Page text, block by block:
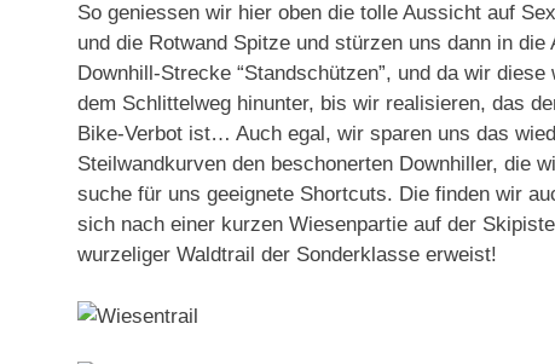
So geniessen wir hier oben die tolle Aussicht auf
und die Rotwand Spitze und stürzen uns dann in
Downhill-Strecke “Standschützen”, und da wir
dem Schlittelweg hinunter, bis wir realisieren, das
Bike-Verbot ist… Auch egal, wir sparen uns das
Steilwandkurven den beschonerten Downhiller, die
suche für uns geeignete Shortcuts. Die finden wir
sich nach einer kurzen Wiesenpartie auf der
wurzeliger Waldtrail der Sonderklasse erweist!